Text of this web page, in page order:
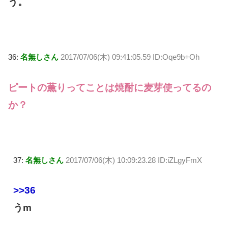
36: 名無しさん 2017/07/06(木) 09:41:05.59 ID:Oqe9b+Oh
ピートの薫りってことは焼酎に麦芽使ってるの
か？
37: 名無しさん 2017/07/06(木) 10:09:23.28 ID:iZLgyFmX
>>36
うm